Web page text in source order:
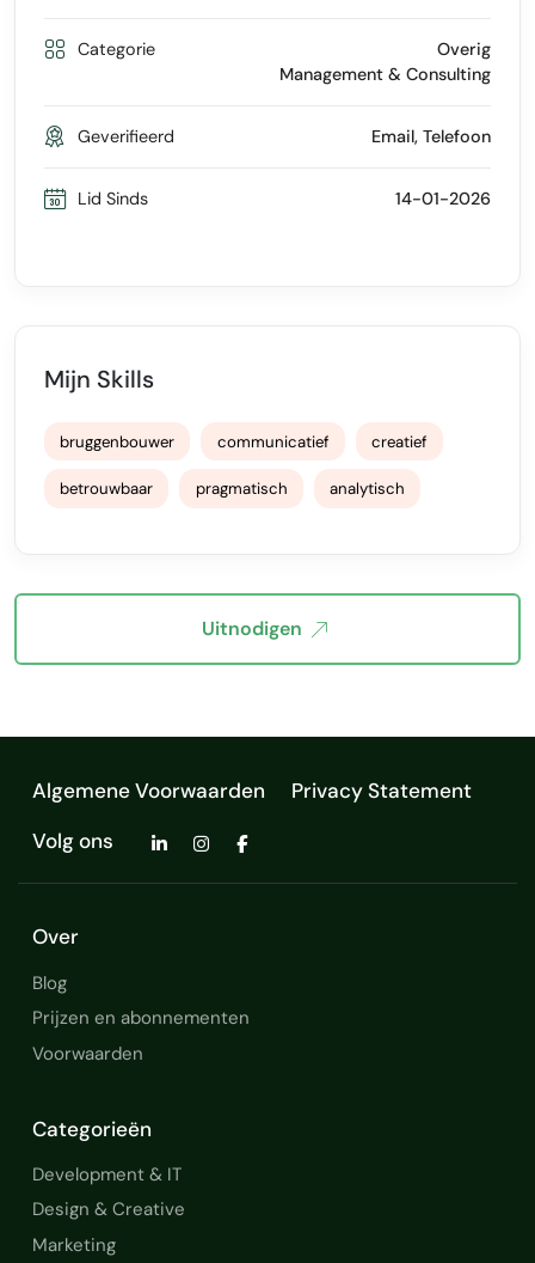
Categorie
Overig
Management & Consulting
Geverifieerd Email, Telefoon
Lid Sinds 14-01-2026
Mijn Skills
bruggenbouwer communicatief creatief
betrouwbaar pragmatisch analytisch
Uitnodigen
Algemene Voorwaarden
Privacy Statement
Volg ons
Over
Blog
Prijzen en abonnementen
Voorwaarden
Categorieën
Development & IT
Design & Creative
Marketing